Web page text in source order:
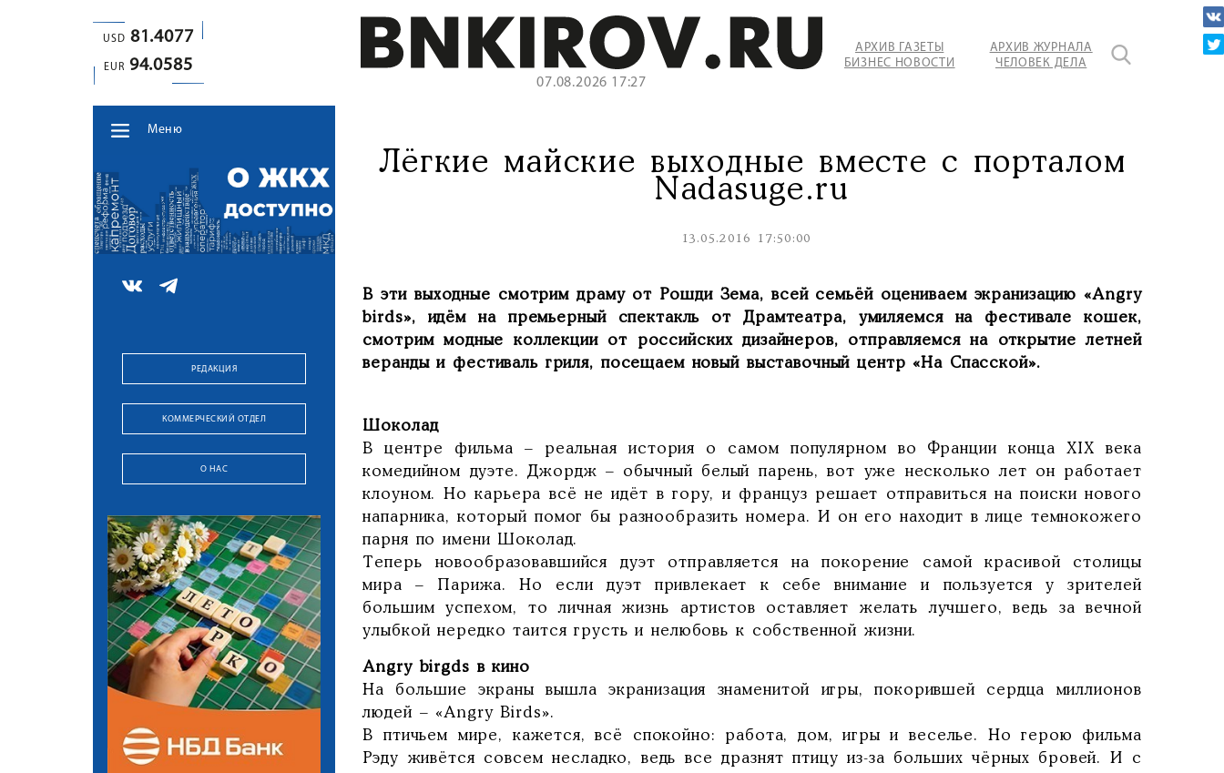
USD 81.4077
EUR 94.0585
07.08.2026 17:27
АРХИВ ГАЗЕТЫ
БИЗНЕС НОВОСТИ
АРХИВ ЖУРНАЛА
ЧЕЛОВЕК ДЕЛА
Меню
РЕДАКЦИЯ
КОММЕРЧЕСКИЙ ОТДЕЛ
О НАС
Лёгкие майские выходные вместе с порталом
Nadasuge.ru
13.05.2016 17:50:00
В эти выходные смотрим драму от Рошди Зема, всей семьёй оцениваем экранизацию «Angry
birds», идём на премьерный спектакль от Драмтеатра, умиляемся на фестивале кошек,
смотрим модные коллекции от российских дизайнеров, отправляемся на открытие летней
веранды и фестиваль гриля, посещаем новый выставочный центр «На Спасской».
Шоколад
В центре фильма – реальная история о самом популярном во Франции конца XIX века
комедийном дуэте. Джордж – обычный белый парень, вот уже несколько лет он работает
клоуном. Но карьера всё не идёт в гору, и француз решает отправиться на поиски нового
напарника, который помог бы разнообразить номера. И он его находит в лице темнокожего
парня по имени Шоколад.
Теперь новообразовавшийся дуэт отправляется на покорение самой красивой столицы
мира – Парижа. Но если дуэт привлекает к себе внимание и пользуется у зрителей
большим успехом, то личная жизнь артистов оставляет желать лучшего, ведь за вечной
улыбкой нередко таится грусть и нелюбовь к собственной жизни.
Angry birgds в кино
На большие экраны вышла экранизация знаменитой игры, покорившей сердца миллионов
людей – «Angry Birds».
В птичьем мире, кажется, всё спокойно: работа, дом, игры и веселье. Но герою фильма
Рэду живётся совсем несладко, ведь все дразнят птицу из-за больших чёрных бровей. И с